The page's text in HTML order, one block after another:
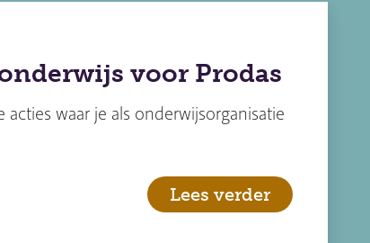
voor Prodas
waar je als onderwijsorganisatie
Lees verder